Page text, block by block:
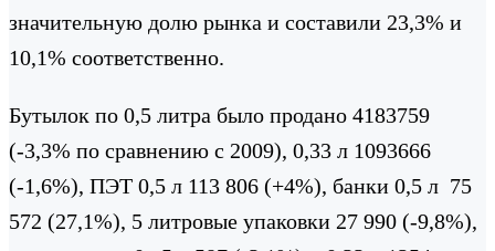
значительную долю рынка и составили 23,3% и
10,1% соответственно.
Бутылок по 0,5 литра было продано 4183759
(-3,3% по сравнению с 2009), 0,33 л 1093666
(-1,6%), ПЭТ 0,5 л 113 806 (+4%), банки 0,5 л 75
572 (27,1%), 5 литровые упаковки 27 990 (-9,8%),